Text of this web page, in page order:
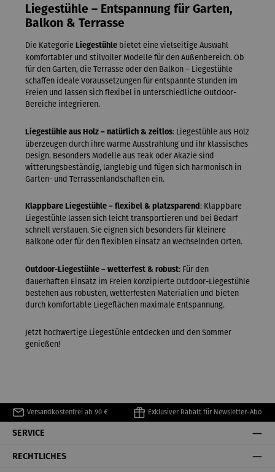
Liegestühle – Entspannung für Garten,
Balkon & Terrasse
Die Kategorie Liegestühle bietet eine vielseitige Auswahl
komfortabler und stilvoller Modelle für den Außenbereich. Ob
für den Garten, die Terrasse oder den Balkon – Liegestühle
schaffen ideale Voraussetzungen für entspannte Stunden im
Freien und lassen sich flexibel in unterschiedliche Outdoor-
Bereiche integrieren.
Liegestühle aus Holz – natürlich & zeitlos: Liegestühle aus Holz
überzeugen durch ihre warme Ausstrahlung und ihr klassisches
Design. Besonders Modelle aus Teak oder Akazie sind
witterungsbeständig, langlebig und fügen sich harmonisch in
Garten- und Terrassenlandschaften ein.
Klappbare Liegestühle – flexibel & platzsparend : Klappbare
Liegestühle lassen sich leicht transportieren und bei Bedarf
schnell verstauen. Sie eignen sich besonders für kleinere
Balkone oder für den flexiblen Einsatz an wechselnden Orten.
Outdoor-Liegestühle – wetterfest & robust: Für den
dauerhaften Einsatz im Freien konzipierte Outdoor-Liegestühle
bestehen aus robusten, wetterfesten Materialien und bieten
durch komfortable Liegeflächen maximale Entspannung.
Jetzt hochwertige Liegestühle entdecken und den Sommer
genießen!
Versandkostenfrei ab 90 € Exklusiver Rabatt für Newsletter-Abo
SERVICE
RECHTLICHES